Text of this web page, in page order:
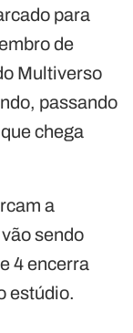
para
de
Multiverso
passando
chega
a
sendo
4 encerra
estúdio.